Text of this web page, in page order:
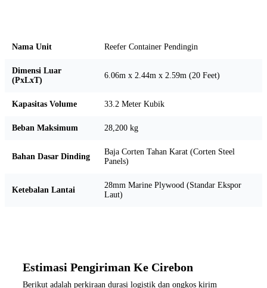
Nama Unit Reefer Container Pendingin
Dimensi Luar
(PxLxT)
6.06m x 2.44m x 2.59m (20 Feet)
Kapasitas Volume 33.2 Meter Kubik
Beban Maksimum 28,200 kg
Bahan Dasar Dinding
Baja Corten Tahan Karat (Corten Steel
Panels)
Ketebalan Lantai
28mm Marine Plywood (Standar Ekspor
Laut)
Estimasi Pengiriman Ke Cirebon
Berikut adalah perkiraan durasi logistik dan ongkos kirim